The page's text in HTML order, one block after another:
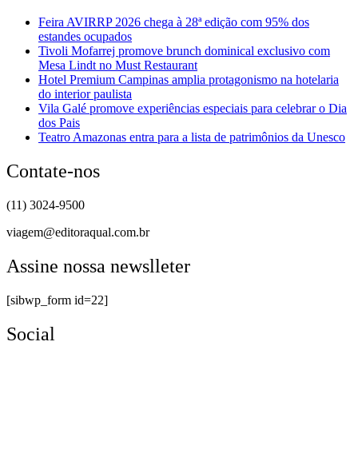
Feira AVIRRP 2026 chega à 28ª edição com 95% dos
estandes ocupados
Tivoli Mofarrej promove brunch dominical exclusivo com
Mesa Lindt no Must Restaurant
Hotel Premium Campinas amplia protagonismo na hotelaria
do interior paulista
Vila Galé promove experiências especiais para celebrar o Dia
dos Pais
Teatro Amazonas entra para a lista de patrimônios da Unesco
Contate-nos
(11) 3024-9500
viagem@editoraqual.com.br
Assine nossa newslleter
[sibwp_form id=22]
Social